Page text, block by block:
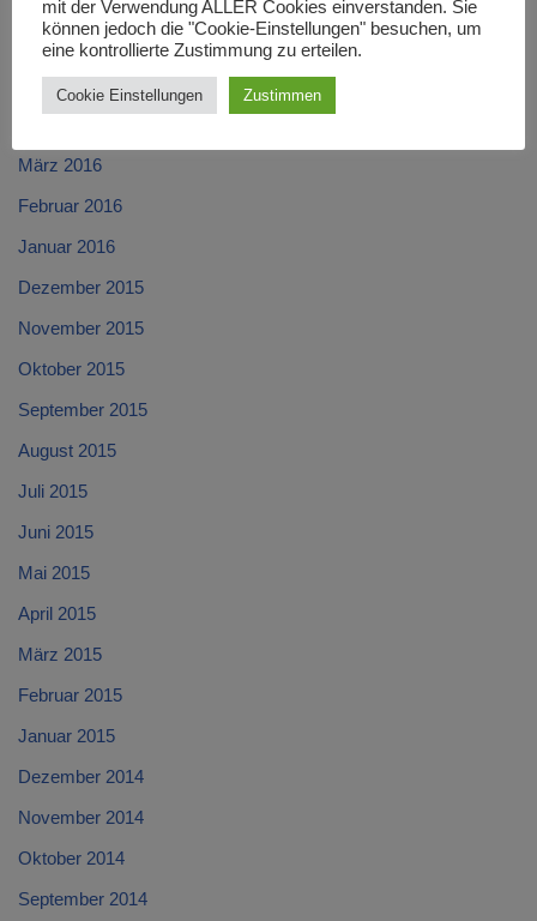
Juni 2016
Mai 2016
März 2016
Februar 2016
Januar 2016
Dezember 2015
November 2015
Oktober 2015
September 2015
August 2015
Juli 2015
Juni 2015
Mai 2015
April 2015
März 2015
Februar 2015
Januar 2015
Dezember 2014
November 2014
Oktober 2014
September 2014
mit der Verwendung ALLER Cookies einverstanden. Sie
können jedoch die "Cookie-Einstellungen" besuchen, um
eine kontrollierte Zustimmung zu erteilen.
Cookie Einstellungen Zustimmen